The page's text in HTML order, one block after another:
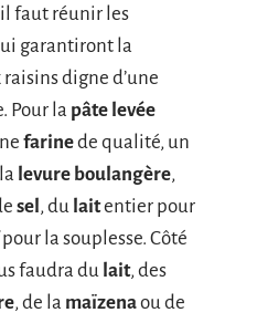
faut réunir les
garantiront la
digne d’une
Pour la pâte levée
farinede qualité, un
levure boulangère,
sel, du laitentier pour
pour la souplesse. Côté
faudra du lait, des
, de la maïzenaou de